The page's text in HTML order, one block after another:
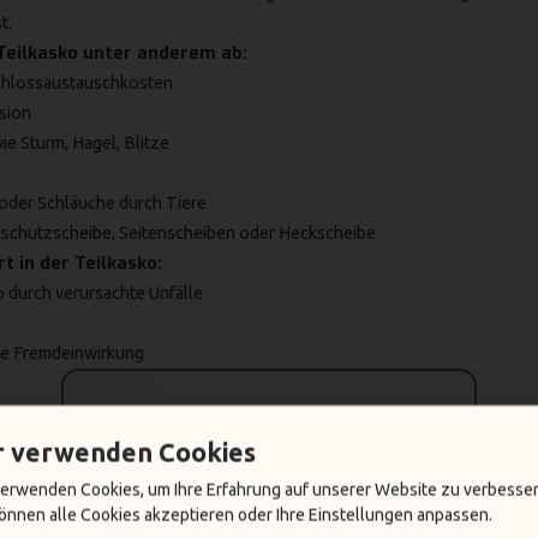
unter anderem ab:
Sturm, Hagel, Blitze
Schläuche durch Tiere
Seitenscheiben oder Heckscheibe
in der Teilkasko:
durch verursachte Unfälle
Fremdeinwirkung
richtige Auto für dich.
Jetzt kostenlos testen!
verwenden Cookies
Cookies, um Ihre Erfahrung auf unserer Website zu
alle Cookies akzeptieren oder Ihre Einstellungen anpassen.